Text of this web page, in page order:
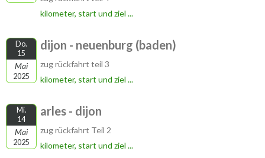
kilometer, start und ziel ...
Do.
15
Mai
2025
dijon - neuenburg (baden)
zug rückfahrt teil 3
kilometer, start und ziel ...
Mi.
14
Mai
2025
arles - dijon
zug rückfahrt Teil 2
kilometer, start und ziel ...